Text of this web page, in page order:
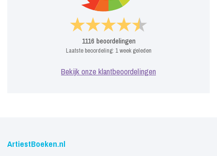
1116 beoordelingen
Laatste beoordeling: 1 week geleden
Bekijk onze klantbeoordelingen
ArtiestBoeken.nl